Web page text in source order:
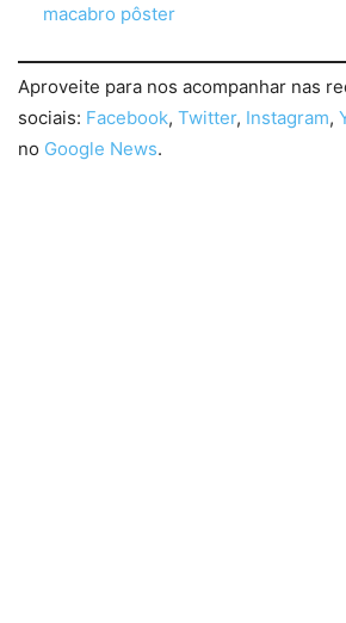
macabro pôster
Aproveite para nos acompanhar nas
sociais: Facebook, Twitter, Instagram,
no Google News.